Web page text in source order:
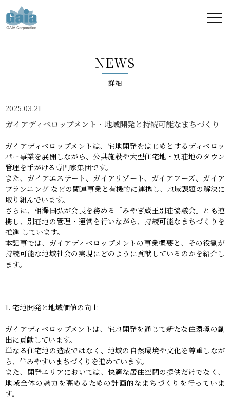
ア -
GAIA
Corporation
-
NEWS
詳細
2025.03.21
ガイアディベロップメント・地域開発と持続可能なまちづくり
ガイアディベロップメントは、宅地開発をはじめとするディベロッ
パー事業を展開しながら、公共施設や大型住宅地・別荘地のタウン
管理を手がける専門家集団です。
また、ガイアエステート、ガイアリゾート、ガイアフーズ、ガイア
プランニング などの関連事業と有機的に連携し、地域課題の解決に
取り組んでいます。
さらに、相澤国弘が会長を務める「みやぎ蔵王別荘協議会」とも連
携し、別荘地の管理・運営を行いながら、持続可能なまちづくりを
推進 しています。
本記事では、ガイアディベロップメントの事業概要と、その役割が
持続可能な地域社会の実現にどのように貢献しているのかを紹介し
ます。
1. 宅地開発と地域価値の向上
ガイアディベロップメントは、宅地開発を通じて新たな住環境の創
出に貢献しています。
単なる住宅地の造成ではなく、地域の自然環境や文化を尊重しなが
ら、住みやすいまちづくりを進めています。
また、開発エリアにおいては、快適な居住空間の提供だけでなく、
地域全体の魅力を高めるための計画的なまちづくりを行っていま
す。